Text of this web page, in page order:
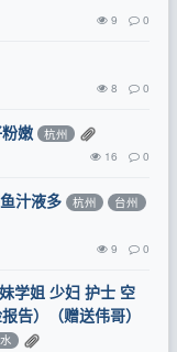
9 0
8 0
嫩 杭州
16 0
汁液多 杭州 台州
9 0
学姐 少妇 护士 空
告）（赠送伟哥）